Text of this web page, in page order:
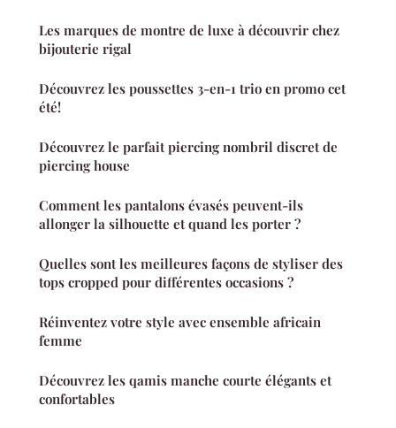
Les marques de montre de luxe à découvrir chez
bijouterie rigal
Découvrez les poussettes 3-en-1 trio en promo cet
été!
Découvrez le parfait piercing nombril discret de
piercing house
Comment les pantalons évasés peuvent-ils
allonger la silhouette et quand les porter ?
Quelles sont les meilleures façons de styliser des
tops cropped pour différentes occasions ?
Réinventez votre style avec ensemble africain
femme
Découvrez les qamis manche courte élégants et
confortables